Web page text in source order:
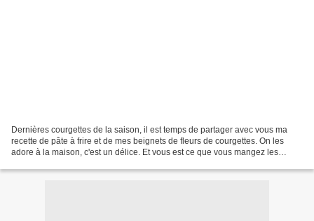
Dernières courgettes de la saison, il est temps de partager avec vous ma
recette de pâte à frire et de mes beignets de fleurs de courgettes. On les
adore à la maison, c'est un délice. Et vous est ce que vous mangez les